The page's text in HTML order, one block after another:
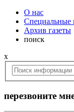
О нас
Специальные
Архив газеты
поиск
x
перезвоните